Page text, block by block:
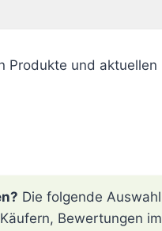
Produkte und aktuellen
Die folgende Auswahl
Bewertungen im